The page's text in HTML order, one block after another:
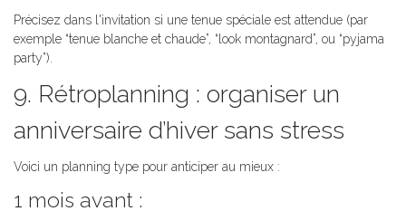
Précisez dans l'invitation si une tenue spéciale est attendue (par
exemple “tenue blanche et chaude”, “look montagnard”, ou “pyjama
party”).
9. Rétroplanning : organiser un
anniversaire d’hiver sans stress
Voici un planning type pour anticiper au mieux :
1 mois avant :